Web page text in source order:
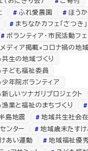
ふれ愛農園
ほう
まちなかカフェ「さつき」
ボランティア・市民活動フ
メディア掲載×コロナ禍の地
生の地域づくり
子ども福祉委員
年院ボランティア
しいツナガリプロジェクト
業と福祉のまちづくり
島地震
地域共生社会
ンター
地域歳末たす
あい運動
地域福祉優